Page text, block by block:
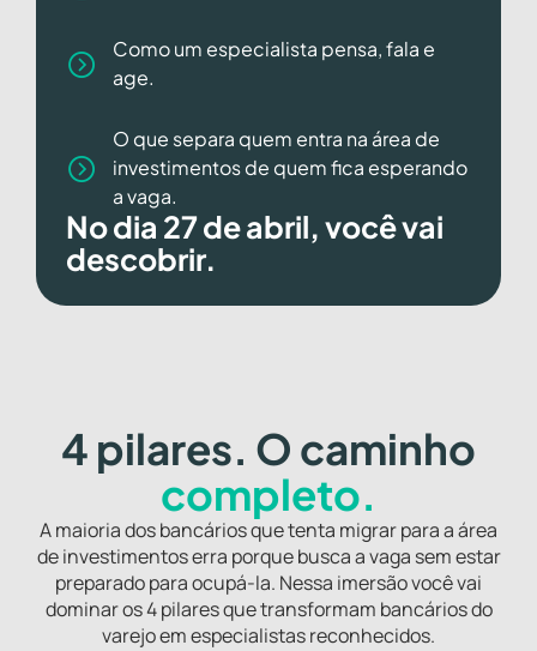
Como um especialista pensa, fala e
age.
O que separa quem entra na área de
investimentos de quem fica esperando
a vaga.
No dia 27 de abril, você vai
descobrir.
4 pilares. O caminho
completo.
A maioria dos bancários que tenta migrar para a área
de investimentos erra porque busca a vaga sem estar
preparado para ocupá-la. Nessa imersão você vai
dominar os 4 pilares que transformam bancários do
varejo em especialistas reconhecidos.